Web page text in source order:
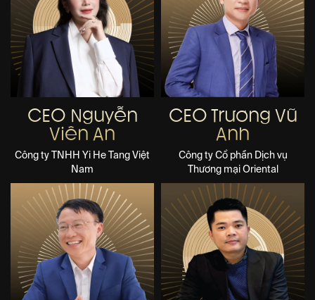
CEO Nguyễn
Viên An
Công ty TNHH Yi He Tang Việt
Nam
CEO Trương Vũ
Anh
Công ty Cổ phần Dịch vụ
Thương mại Oriental